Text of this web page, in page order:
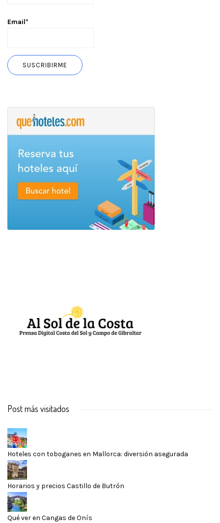
Email*
Post más visitados
Hoteles con toboganes en Mallorca: diversión asegurada
Horarios y precios Castillo de Butrón
Qué ver en Cangas de Onís